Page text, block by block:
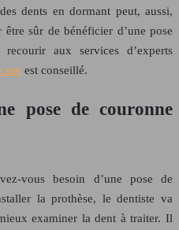
dents en dormant peut, aussi,
sûr de bénéficier d’une pose
aux services d’experts
est conseillé.
pose de couronne
vous besoin d’une pose de
la prothèse, le dentiste va
examiner la dent à traiter. Il